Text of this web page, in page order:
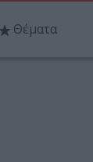
Θέματα